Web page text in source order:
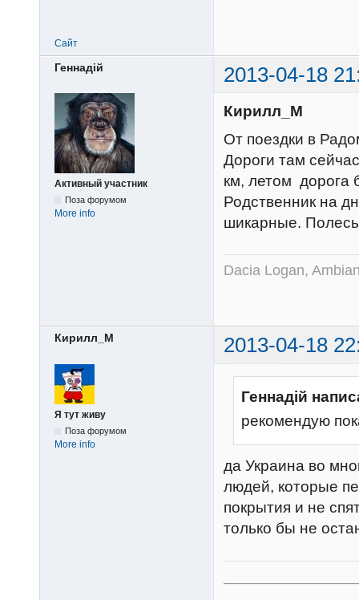
Сайт
Геннадій 2013-04-18
Активный участник
Поза форумом
More info
Кирилл_М
От поездки в
Дороги там
км, летом дорога
Родственник на
шикарные.
Dacia Logan,
Кирилл_М 2013-04-18
Я тут живу
Поза форумом
More info
Геннадій
рекомендую
да Украина во
людей, которые
покрытия и не
только бы не